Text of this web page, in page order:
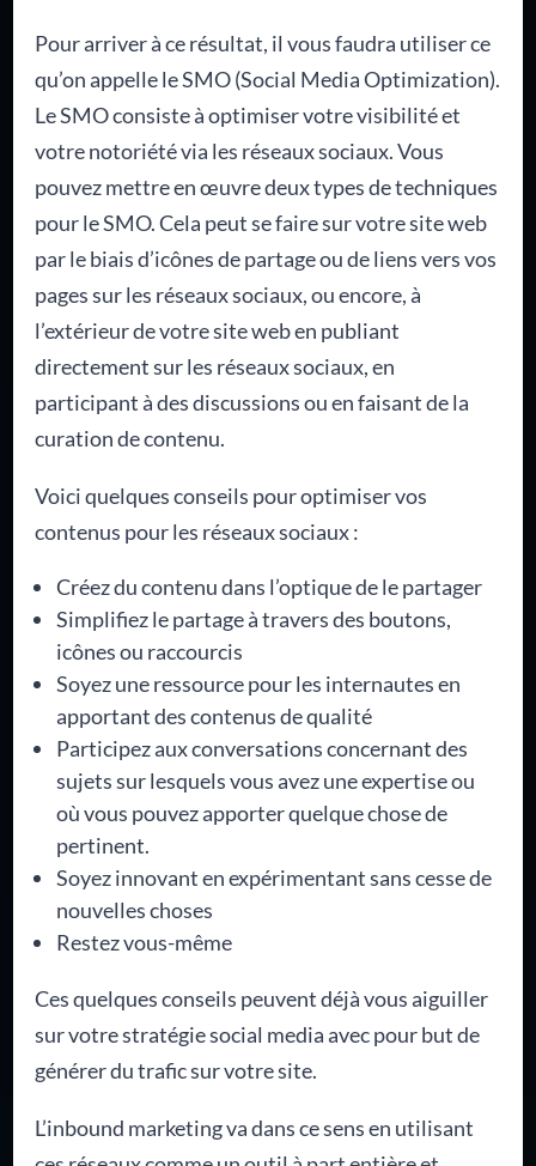
Pour arriver à ce résultat, il vous faudra utiliser ce
qu’on appelle le SMO (Social Media Optimization).
Le SMO consiste à optimiser votre visibilité et
votre notoriété via les réseaux sociaux. Vous
pouvez mettre en œuvre deux types de techniques
pour le SMO. Cela peut se faire sur votre site web
par le biais d’icônes de partage ou de liens vers vos
pages sur les réseaux sociaux, ou encore, à
l’extérieur de votre site web en publiant
directement sur les réseaux sociaux, en
participant à des discussions ou en faisant de la
curation de contenu.
Voici quelques conseils pour optimiser vos
contenus pour les réseaux sociaux :
Créez du contenu dans l’optique de le partager
Simplifiez le partage à travers des boutons,
icônes ou raccourcis
Soyez une ressource pour les internautes en
apportant des contenus de qualité
Participez aux conversations concernant des
sujets sur lesquels vous avez une expertise ou
où vous pouvez apporter quelque chose de
pertinent.
Soyez innovant en expérimentant sans cesse de
nouvelles choses
Restez vous-même
Ces quelques conseils peuvent déjà vous aiguiller
sur votre stratégie social media avec pour but de
générer du trafic sur votre site.
L’inbound marketing va dans ce sens en utilisant